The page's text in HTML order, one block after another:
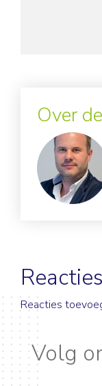
Over
Reacties
Reacties
Volg